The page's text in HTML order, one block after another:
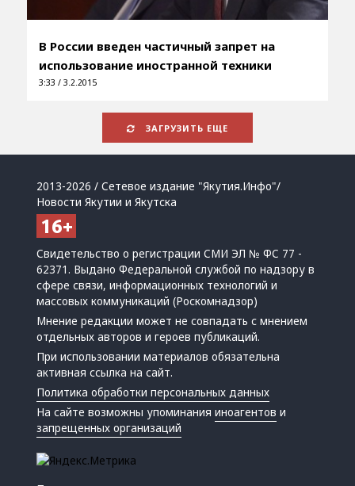
В России введен частичный запрет на
использование иностранной техники
3:33 / 3.2.2015
ЗАГРУЗИТЬ ЕЩЕ
2013-2026 / Сетевое издание "Якутия.Инфо"/
Новости Якутии и Якутска
Свидетельство о регистрации СМИ ЭЛ № ФС 77 -
62371. Выдано Федеральной службой по надзору в
сфере связи, информационных технологий и
массовых коммуникаций (Роскомнадзор)
Мнение редакции может не совпадать с мнением
отдельных авторов и героев публикаций.
При использовании материалов обязательна
активная ссылка на сайт.
Политика обработки персональных данных
На сайте возможны упоминанияиноагентов и
запрещенных организаций